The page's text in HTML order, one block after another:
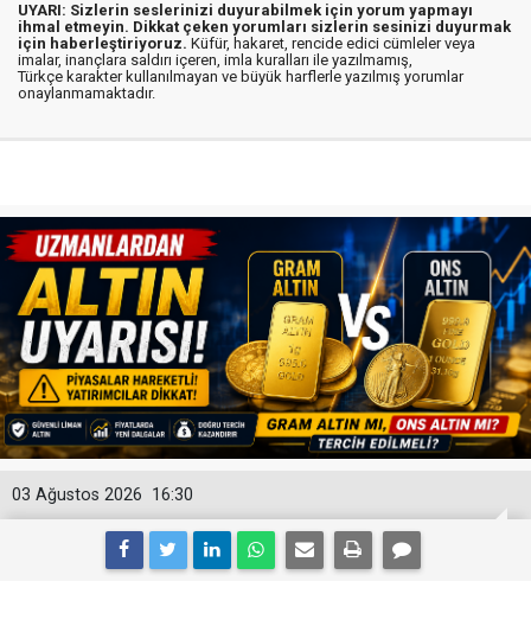
UYARI: Sizlerin seslerinizi duyurabilmek için yorum yapmayı
ihmal etmeyin. Dikkat çeken yorumları sizlerin sesinizi duyurmak
için haberleştiriyoruz. Küfür, hakaret, rencide edici cümleler veya
imalar, inançlara saldırı içeren, imla kuralları ile yazılmamış,
Türkçe karakter kullanılmayan ve büyük harflerle yazılmış yorumlar
onaylanmamaktadır.
16:30
03 Ağustos 2026